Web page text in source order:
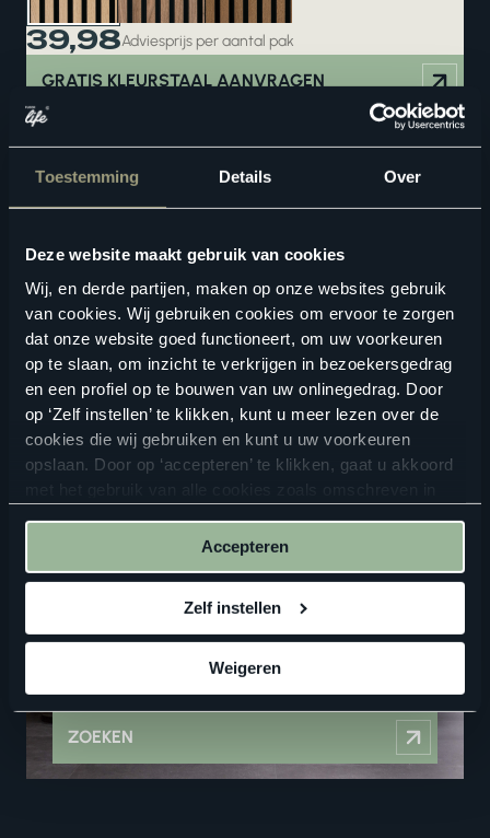
Toestemming Details Over
Deze website maakt gebruik van cookies
Wij, en derde partijen, maken op onze websites gebruik
van cookies. Wij gebruiken cookies om ervoor te zorgen
dat onze website goed functioneert, om uw voorkeuren
op te slaan, om inzicht te verkrijgen in bezoekersgedrag
en een profiel op te bouwen van uw onlinegedrag. Door
op ‘Zelf instellen’ te klikken, kunt u meer lezen over de
cookies die wij gebruiken en kunt u uw voorkeuren
opslaan. Door op ‘accepteren’ te klikken, gaat u akkoord
Accepteren
Zelf instellen
Weigeren
39,98Adviesprijs per aantal pak
GRATIS KLEURSTAAL AANVRAGEN
Advies nodig? Plan nu jouwinterieuradvies. Liever zelf
kijken? Zoek hieronder jouw dichtstbijzijnde
Floorlife
ZOEKEN
Bekijk in je eigen ruimte
ALTIJD IN DE BUURT
Vind een verkooppunt in de buurt
ZOEKEN